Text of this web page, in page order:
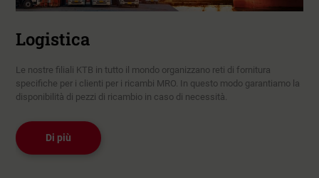
Logistica
Le nostre filiali KTB in tutto il mondo organizzano reti di fornitura
specifiche per i clienti per i ricambi MRO. In questo modo garantiamo la
disponibilità di pezzi di ricambio in caso di necessità.
Di più